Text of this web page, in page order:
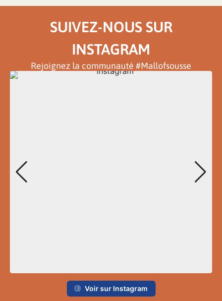
SUIVEZ-NOUS SUR
INSTAGRAM
Rejoignez la communauté #Mallofsousse
Voir sur Instagram